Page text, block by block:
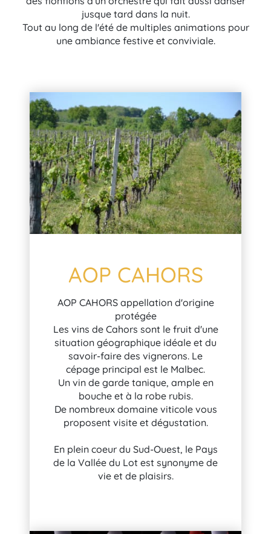
jusque tard dans la nuit.
Tout au long de l'été de multiples animations pour
une ambiance festive et conviviale.
AOP CAHORS
AOP CAHORS appellation d'origine
protégée
Les vins de Cahors sont le fruit d'une
situation géographique idéale et du
savoir-faire des vignerons. Le
cépage principal est le Malbec.
Un vin de garde tanique, ample en
bouche et à la robe rubis.
De nombreux domaine viticole vous
proposent visite et dégustation.
En plein coeur du Sud-Ouest, le Pays
de la Vallée du Lot est synonyme de
vie et de plaisirs.